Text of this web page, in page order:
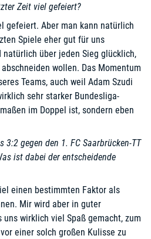
Zeit viel gefeiert?
gefeiert. Aber man kann natürlich
Spiele eher gut für uns
über jeden Sieg glücklich,
wollen. Das Momentum
Teams, auch weil Adam Szudi
sehr starker Bundesliga-
im Doppel ist, sondern eben
3:2 gegen den 1. FC Saarbrücken-TT
ist dabei der entscheidende
einen bestimmten Faktor als
Mir wird aber in guter
uns wirklich viel Spaß gemacht, zum
einer solch großen Kulisse zu